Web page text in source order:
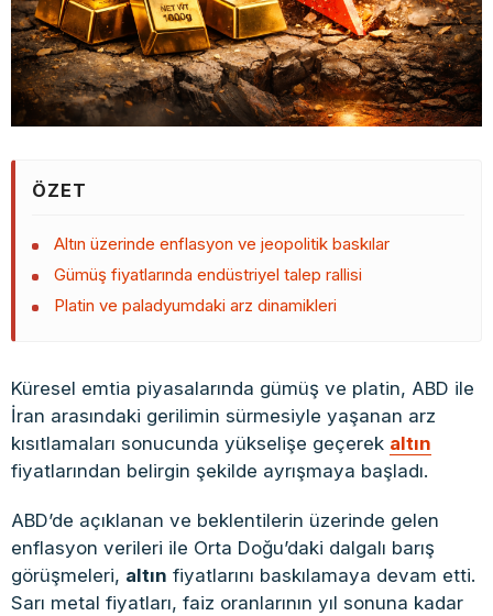
ÖZET
Altın üzerinde enflasyon ve jeopolitik baskılar
Gümüş fiyatlarında endüstriyel talep rallisi
Platin ve paladyumdaki arz dinamikleri
Küresel emtia piyasalarında gümüş ve platin, ABD ile
İran arasındaki gerilimin sürmesiyle yaşanan arz
kısıtlamaları sonucunda yükselişe geçerek altın
fiyatlarından belirgin şekilde ayrışmaya başladı.
ABD’de açıklanan ve beklentilerin üzerinde gelen
enflasyon verileri ile Orta Doğu’daki dalgalı barış
görüşmeleri, altın fiyatlarını baskılamaya devam etti.
Sarı metal fiyatları, faiz oranlarının yıl sonuna kadar